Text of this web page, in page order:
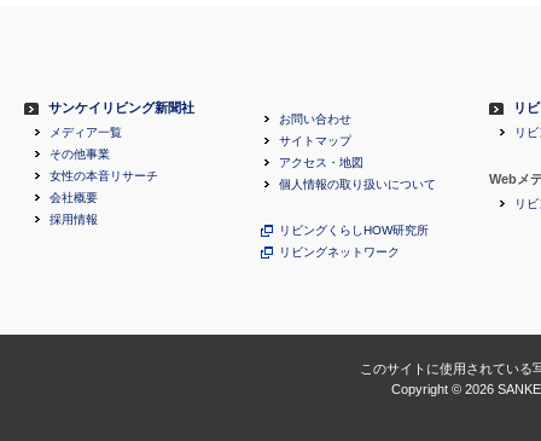
サンケイリビング新聞社
メディア一覧
その他事業
女性の本音リサーチ
会社概要
採用情報
お問い合わせ
サイトマップ
アクセス・地図
個人情報の取り扱いについて
リビングくらしHOW研究所
リビングネットワーク
リ
リ
Webメ
リ
このサイトに使用されている
Copyright © 2026